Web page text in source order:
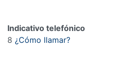
Indicativo telefónico
8 ¿Cómo llamar?